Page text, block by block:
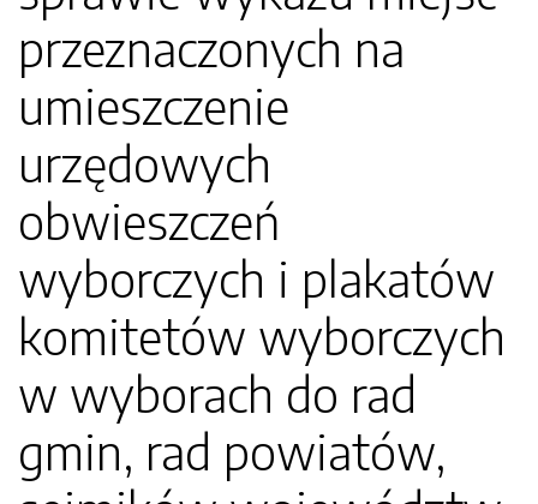
przeznaczonych na
umieszczenie
urzędowych
obwieszczeń
wyborczych i plakatów
komitetów wyborczych
w wyborach do rad
gmin, rad powiatów,